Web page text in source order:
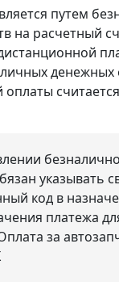
путем
на расчетный
денежных
указывать
код в
платежа
за